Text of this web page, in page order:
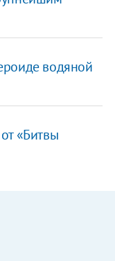
водяной
«Битвы